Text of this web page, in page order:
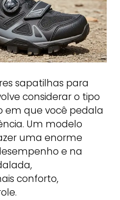
sapatilhas para
considerar o tipo
em que você pedala
Um modelo
uma enorme
e na
conforto,